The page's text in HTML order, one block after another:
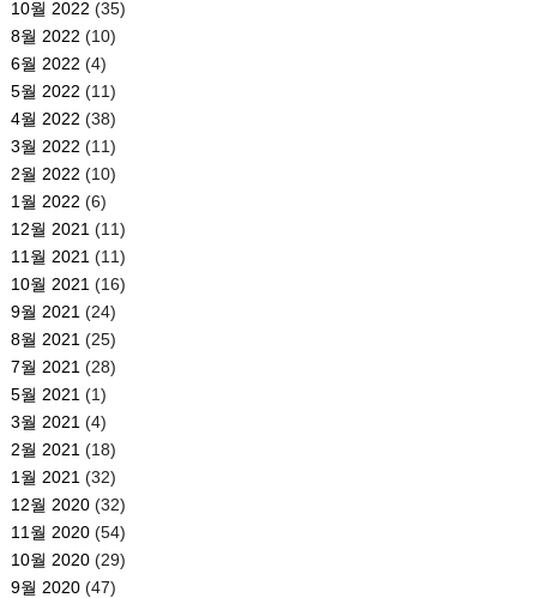
10월 2022 (35)
8월 2022 (10)
6월 2022 (4)
5월 2022 (11)
4월 2022 (38)
3월 2022 (11)
2월 2022 (10)
1월 2022 (6)
12월 2021 (11)
11월 2021 (11)
10월 2021 (16)
9월 2021 (24)
8월 2021 (25)
7월 2021 (28)
5월 2021 (1)
3월 2021 (4)
2월 2021 (18)
1월 2021 (32)
12월 2020(32)
11월 2020(54)
10월 2020(29)
9월 2020(47)